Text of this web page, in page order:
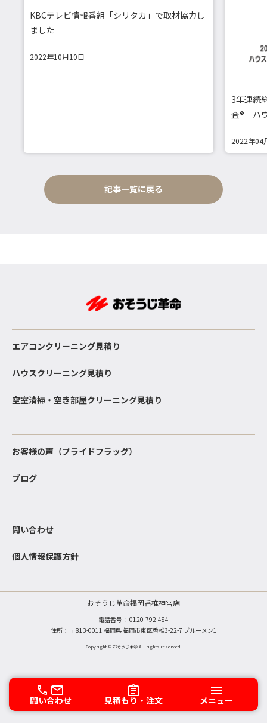
KBCテレビ情報番組「シリタカ」で取材協力し
ました
2022年10月10日
3年連続
査® ハ
2022年04
記事一覧に戻る
問い合わせ 見積もり・注文 メニュー
エアコンクリーニング見積り
ハウスクリーニング見積り
空室清掃・空き部屋クリーニング見積り
お客様の声（プライドフラッグ）
ブログ
問い合わせ
個人情報保護方針
おそうじ革命福岡香椎神宮店
電話番号： 0120-792-484
住所： 〒813-0011 福岡県 福岡市東区香椎3-22-7 ブルーメン1
Copyright © おそうじ革命 All rights reserved.